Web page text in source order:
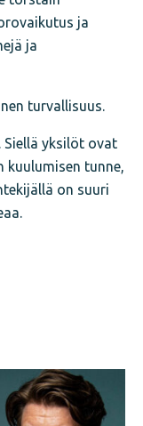
ja
ja
turvallisuus.
Siellä yksilöt ovat
kuulumisen tunne,
on suuri